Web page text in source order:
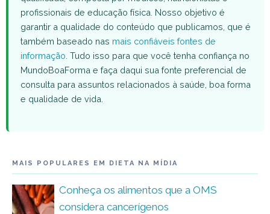
profissionais de educação física. Nosso objetivo é
garantir a qualidade do conteúdo que publicamos, que é
também baseado nas mais confiáveis fontes de
informação . Tudo isso para que você tenha confiança no
MundoBoaForma e faça daqui sua fonte preferencial de
consulta para assuntos relacionados à saúde, boa forma
e qualidade de vida.
MAIS POPULARES EM DIETA NA MÍDIA
Conheça os alimentos que a OMS
considera cancerígenos